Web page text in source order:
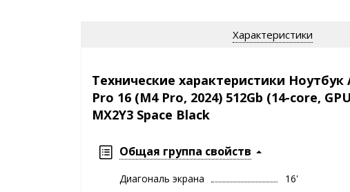
Характеристики
Технические характеристики Ноутбук
Pro 16 (M4 Pro, 2024) 512Gb (14-core,
MX2Y3 Space Black
Общая группа свойств
Диагональ экрана
16'